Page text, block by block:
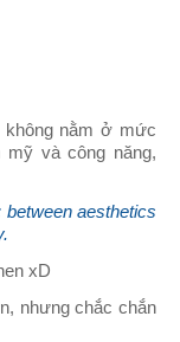
nằm ở mức
và công năng,
aesthetics
xD
nhưng chắc chắn